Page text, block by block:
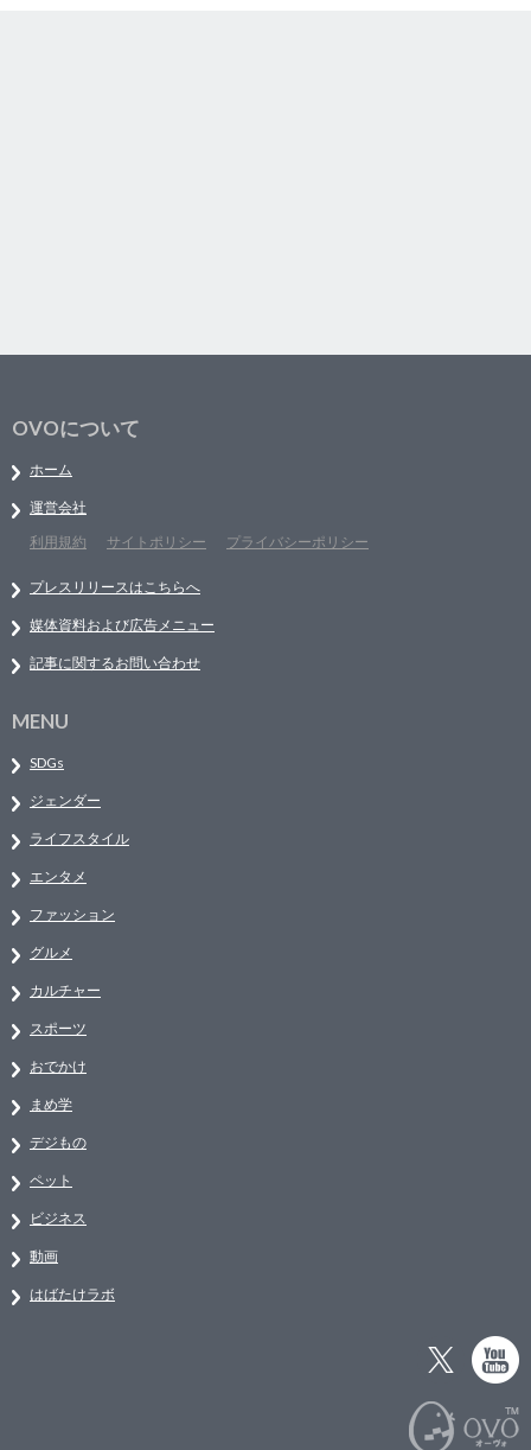
OVOについて
ホーム
運営会社
利用規約
サイトポリシー プライバシーポリシー
プレスリリースはこちらへ
媒体資料および広告メニュー
記事に関するお問い合わせ
MENU
SDGs
ジェンダー
ライフスタイル
エンタメ
ファッション
グルメ
カルチャー
スポーツ
おでかけ
まめ学
デジもの
ペット
ビジネス
動画
はばたけラボ